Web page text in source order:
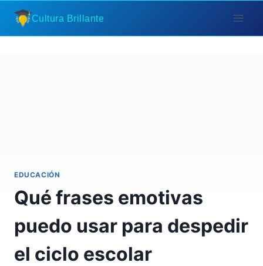
Saltar
contenido
Cultura Brillante
EDUCACIÓN
Qué frases emotivas
puedo usar para despedir
el ciclo escolar